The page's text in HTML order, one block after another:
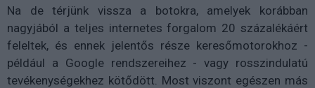
Na de térjünk vissza a botokra, amelyek korábban
nagyjából a teljes internetes forgalom 20 százalékáért
feleltek, és ennek jelentős része keresőmotorokhoz -
például a Google rendszereihez - vagy rosszindulatú
tevékenységekhez kötődött. Most viszont egészen más